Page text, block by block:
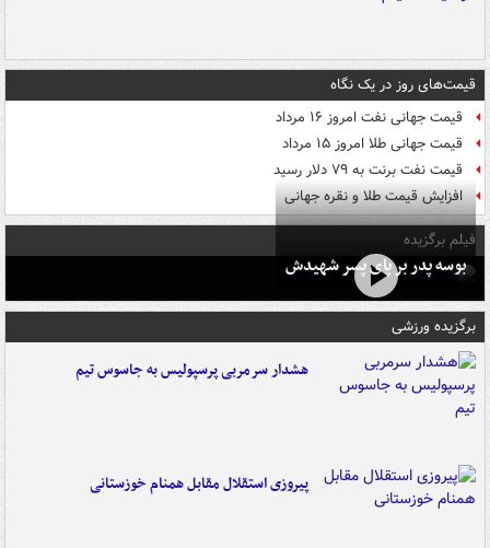
قیمت‌های روز در یک نگاه
قیمت جهانی نفت امروز ۱۶ مرداد
قیمت جهانی طلا امروز ۱۵ مرداد
قیمت نفت برنت به ۷۹ دلار رسید
افزایش قیمت طلا و نقره جهانی
فیلم برگزیده
بوسه‌ پدر بر پای پسر شهیدش
برگزیده ورزشی
هشدار سرمربی پرسپولیس به جاسوس تیم
پیروزی استقلال مقابل همنام خوزستانی